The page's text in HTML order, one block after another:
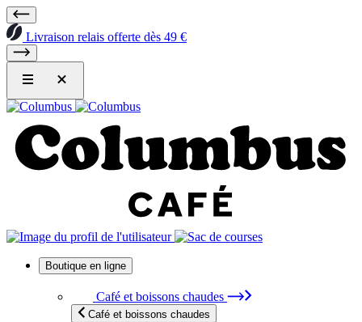
Livraison relais offerte dès 49 €
Boutique en ligne
Café et boissons chaudes
Café et boissons chaudes